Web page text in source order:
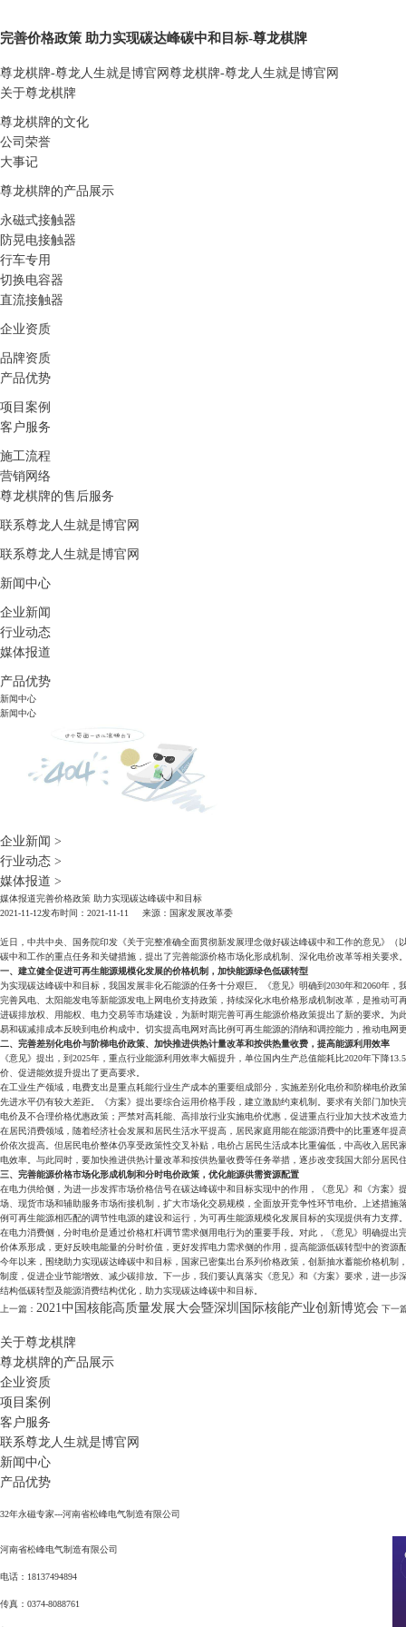
完善价格政策 助力实现碳达峰碳中和目标-尊龙棋牌
尊龙棋牌-尊龙人生就是博官网 尊龙棋牌-尊龙人生就是博官网
关于尊龙棋牌
尊龙棋牌的文化
公司荣誉
大事记
尊龙棋牌的产品展示
永磁式接触器
防晃电接触器
行车专用
切换电容器
直流接触器
企业资质
品牌资质
产品优势
项目案例
客户服务
施工流程
营销网络
尊龙棋牌的售后服务
联系尊龙人生就是博官网
联系尊龙人生就是博官网
新闻中心
企业新闻
行业动态
媒体报道
产品优势
新闻中心
新闻中心
企业新闻 >
行业动态 >
媒体报道 >
媒体报道完善价格政策 助力实现碳达峰碳中和目标
2021-11-12发布时间：2021-11-11 来源：国家发展改革委
近日，中共中央、国务院印发《关于完整准确全面贯彻新发展理念做好碳达峰碳中和工作的意见》
碳中和工作的重点任务和关键措施，提出了完善能源价格市场化形成机制、深化电价改革等相关要
一、建立健全促进可再生能源规模化发展的价格机制，加快能源绿色低碳转型
为实现碳达峰碳中和目标，我国发展非化石能源的任务十分艰巨。《意见》明确到2030年和2060年
完善风电、太阳能发电等新能源发电上网电价支持政策，持续深化水电价格形成机制改革，是推动
进碳排放权、用能权、电力交易等市场建设，为新时期完善可再生能源价格政策提出了新的要求。
易和碳减排成本反映到电价构成中。切实提高电网对高比例可再生能源的消纳和调控能力，推动电网
二、完善差别化电价与阶梯电价政策、加快推进供热计量改革和按供热量收费，提高能源利用效率
《意见》提出，到2025年，重点行业能源利用效率大幅提升，单位国内生产总值能耗比2020年下降
价、促进能效提升提出了更高要求。
在工业生产领域，电费支出是重点耗能行业生产成本的重要组成部分，实施差别化电价和阶梯电价
先进水平仍有较大差距。《方案》提出要综合运用价格手段，建立激励约束机制。要求有关部门加
电价及不合理价格优惠政策；严禁对高耗能、高排放行业实施电价优惠，促进重点行业加大技术改造
在居民消费领域，随着经济社会发展和居民生活水平提高，居民家庭用能在能源消费中的比重逐年
价依次提高。但居民电价整体仍享受政策性交叉补贴，电价占居民生活成本比重偏低，中高收入居
电效率。与此同时，要加快推进供热计量改革和按供热量收费等任务举措，逐步改变我国大部分居
三、完善能源价格市场化形成机制和分时电价政策，优化能源供需资源配置
在电力供给侧，为进一步发挥市场价格信号在碳达峰碳中和目标实现中的作用，《意见》和《方案
场、现货市场和辅助服务市场衔接机制，扩大市场化交易规模，全面放开竞争性环节电价。上述措
例可再生能源相匹配的调节性电源的建设和运行，为可再生能源规模化发展目标的实现提供有力支撑
在电力消费侧，分时电价是通过价格杠杆调节需求侧用电行为的重要手段。对此，《意见》明确提
价体系形成，更好反映电能量的分时价值，更好发挥电力需求侧的作用，提高能源低碳转型中的资源
今年以来，围绕助力实现碳达峰碳中和目标，国家已密集出台系列价格政策，创新抽水蓄能价格机
制度，促进企业节能增效、减少碳排放。下一步，我们要认真落实《意见》和《方案》要求，进一
结构低碳转型及能源消费结构优化，助力实现碳达峰碳中和目标。
上一篇： 2021中国核能高质量发展大会暨深圳国际核能产业创新博览会 下一
关于尊龙棋牌
尊龙棋牌的产品展示
企业资质
项目案例
客户服务
联系尊龙人生就是博官网
新闻中心
产品优势
32年永磁专家---河南省松峰电气制造有限公司
河南省松峰电气制造有限公司
电话：18137494894
传真：0374-8088761